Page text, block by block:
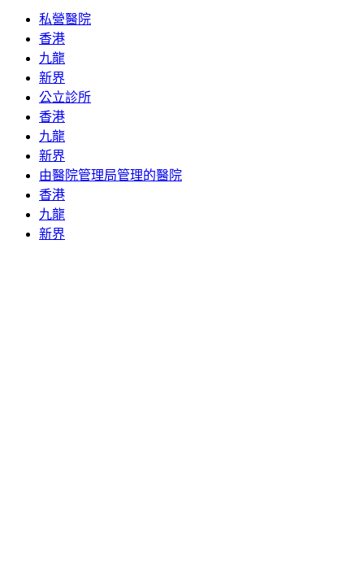
私營醫院
香港
九龍
新界
公立診所
香港
九龍
新界
由醫院管理局管理的醫院
香港
九龍
新界